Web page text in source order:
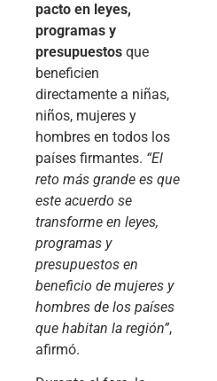
pacto en leyes,
programas y
presupuestos que
beneficien
directamente a niñas,
niños, mujeres y
hombres en todos los
países firmantes. “El
reto más grande es que
este acuerdo se
transforme en leyes,
programas y
presupuestos en
beneficio de mujeres y
hombres de los países
que habitan la región”,
afirmó.